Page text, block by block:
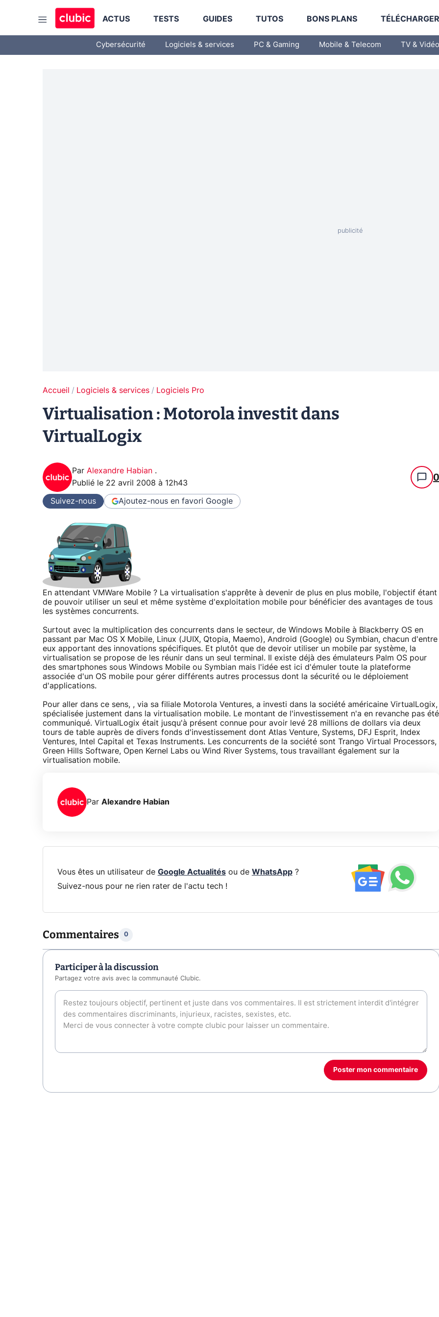
ACTUS TESTS GUIDES TUTOS BONS PLANS
Cybersécurité Logiciels & services PC & Gaming Mobile & Telecom TV & Vidéo
Accueil Logiciels & services Logiciels Pro
Virtualisation : Motorola investit dans
VirtualLogix
Par Alexandre Habian .
Publié le 22 avril 2008 à 12h43 0
Suivez-nous Ajoutez-nous en favori Google
En attendant VMWare Mobile ? La virtualisation s'apprête à devenir de plus en plus mobile, l'objectif étant
de pouvoir utiliser un seul et même système d'exploitation mobile pour bénéficier des avantages de tous
les systèmes concurrents.
Surtout avec la multiplication des concurrents dans le secteur, de Windows Mobile à Blackberry OS en
passant par Mac OS X Mobile, Linux (JUIX, Qtopia, Maemo), Android (Google) ou Symbian, chacun d'entre
eux apportant des innovations spécifiques. Et plutôt que de devoir utiliser un mobile par système, la
virtualisation se propose de les réunir dans un seul terminal. Il existe déjà des émulateurs Palm OS pour
des smartphones sous Windows Mobile ou Symbian mais l'idée est ici d'émuler toute la plateforme
associée d'un OS mobile pour gérer différents autres processus dont la sécurité ou le déploiement
d'applications.
Pour aller dans ce sens, , via sa filiale Motorola Ventures, a investi dans la société américaine VirtualLogix,
spécialisée justement dans la virtualisation mobile. Le montant de l'investissement n'a en revanche pas été
communiqué. VirtualLogix était jusqu'à présent connue pour avoir levé 28 millions de dollars via deux
tours de table auprès de divers fonds d'investissement dont Atlas Venture, Systems, DFJ Esprit, Index
Ventures, Intel Capital et Texas Instruments. Les concurrents de la société sont Trango Virtual Processors,
Green Hills Software, Open Kernel Labs ou Wind River Systems, tous travaillant également sur la
virtualisation mobile.
Par Alexandre Habian
Vous êtes un utilisateur de Google Actualitésou de WhatsApp?
Suivez-nous pour ne rien rater de l'actu tech !
Commentaires 0
Participer à la discussion
Partagez votre avis avec la communauté Clubic.
Poster mon commentaire